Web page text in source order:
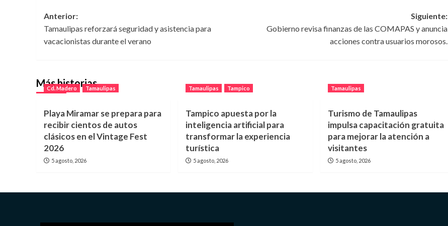
Navegación
de
entradas
Anterior:
Tamaulipas reforzará seguridad y asistencia para
vacacionistas durante el verano
Siguiente:
Gobierno revisa finanzas de las COMAPAS y anuncia
acciones contra usuarios morosos.
Más historias
Cd. Madero Tamaulipas
Playa Miramar se prepara para
recibir cientos de autos
clásicos en el Vintage Fest
2026
5 agosto, 2026
Tamaulipas Tampico
Tampico apuesta por la
inteligencia artificial para
transformar la experiencia
turística
5 agosto, 2026
Tamaulipas
Turismo de Tamaulipas
impulsa capacitación gratuita
para mejorar la atención a
visitantes
5 agosto, 2026